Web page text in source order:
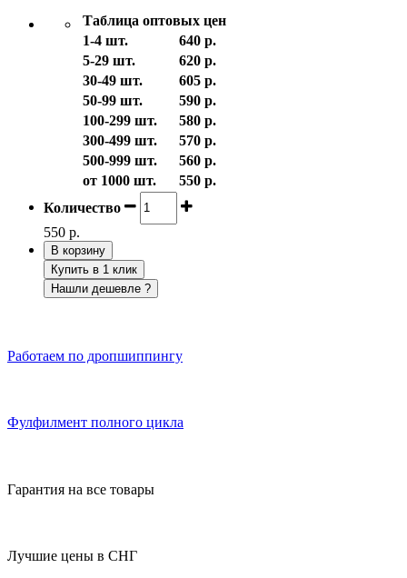
Таблица оптовых цен
1-4 шт.
640 р.
5-29 шт.
620 р.
30-49 шт.
605 р.
50-99 шт.
590 р.
100-299 шт.
580 р.
300-499 шт.
570 р.
500-999 шт.
560 р.
от 1000 шт.
550 р.
Количество
550 р.
В корзину
Купить в 1 клик
Нашли дешевле ?
Работаем по дропшиппингу
Фулфилмент полного цикла
Гарантия на все товары
Лучшие цены в СНГ